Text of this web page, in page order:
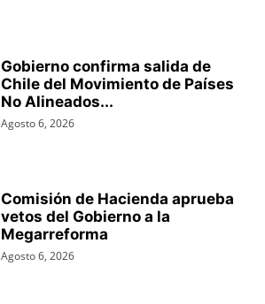
Gobierno confirma salida de
Chile del Movimiento de Países
No Alineados...
Agosto 6, 2026
Comisión de Hacienda aprueba
vetos del Gobierno a la
Megarreforma
Agosto 6, 2026